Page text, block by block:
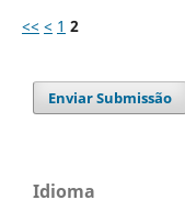
<< < 1 2
Enviar Submissão
Idioma